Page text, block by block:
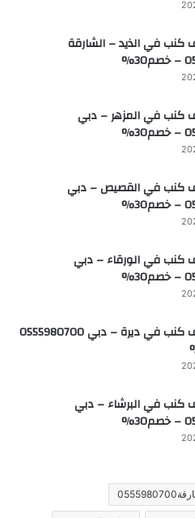
كنب في الذيد – الشارقة
كنب في المزهر – دبي
كنب في القصيص – دبي
كنب في الورقاء – دبي
شركة تنظيف كنب في ديرة – دبي 0555980700
كنب في البرشاء – دبي